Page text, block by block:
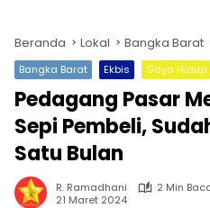
Beranda Lokal Bangka Barat
Bangka Barat Ekbis Gaya Hidup
Pedagang Pasar
Sepi Pembeli,
Satu Bulan
R. Ramadhani
2 Min
21 Maret 2024